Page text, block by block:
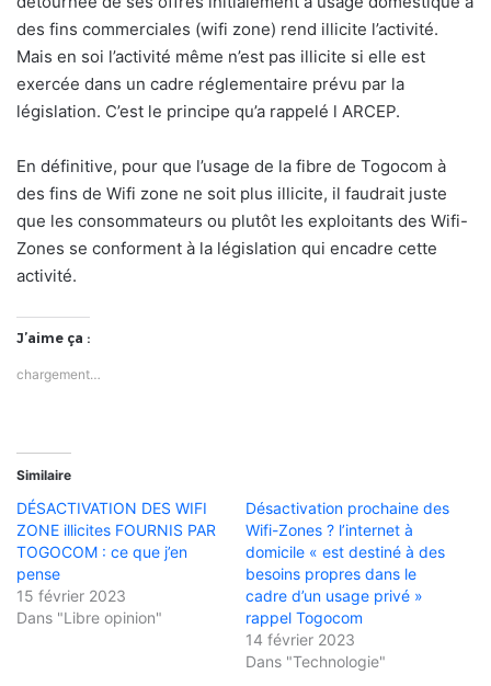
des fins commerciales (wifi zone) rend illicite l’activité.
Mais en soi l’activité même n’est pas illicite si elle est
exercée dans un cadre réglementaire prévu par la
législation. C’est le principe qu’a rappelé l ARCEP.
En définitive, pour que l’usage de la fibre de Togocom à
des fins de Wifi zone ne soit plus illicite, il faudrait juste
que les consommateurs ou plutôt les exploitants des Wifi-
Zones se conforment à la législation qui encadre cette
activité.
J’aime ça :
chargement…
Similaire
DÉSACTIVATION DES WIFI
ZONE illicites FOURNIS PAR
TOGOCOM : ce que j’en
pense
15 février 2023
Dans "Libre opinion"
Désactivation prochaine des
Wifi-Zones ? l’internet à
domicile « est destiné à des
besoins propres dans le
cadre d’un usage privé »
rappel Togocom
14 février 2023
Dans "Technologie"